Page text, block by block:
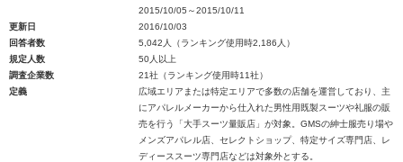
2015/10/05～2015/10/11
更新日
2016/10/03
回答者数
5,042人（ランキング使用時2,186人）
規定人数
50人以上
調査企業数
21社（ランキング使用時11社）
定義
広域エリアまたは特定エリアで多数の店舗を運営しており、主
にアパレルメーカーから仕入れた男性用既製スーツや礼服の販
売を行う「大手スーツ量販店」が対象。GMSの紳士服売り場や
メンズアパレル店、セレクトショップ、特定サイズ専門店、レ
ディーススーツ専門店などは対象外とする。